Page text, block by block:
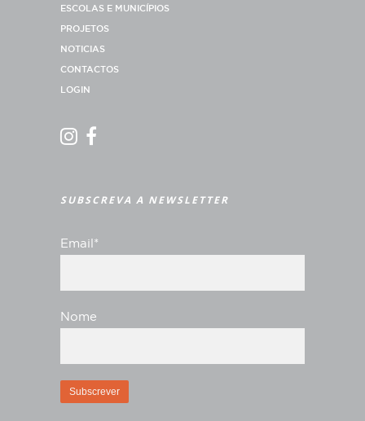
ESCOLAS E MUNICÍPIOS
PROJETOS
NOTICIAS
CONTACTOS
LOGIN
SUBSCREVA A NEWSLETTER
Email*
Nome